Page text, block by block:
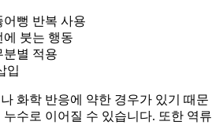
뻥 반복 사용
에 붓는 행동
분별 적용
입
화학 반응에 약한 경우가 있기 때문
수로 이어질 수 있습니다. 또한 역류